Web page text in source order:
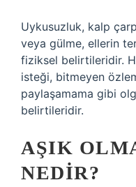
Uykusuzluk, kalp
veya gülme, ellerin
fiziksel belirtileridir.
isteği, bitmeyen
paylaşamama gibi
belirtileridir.
AŞIK
NEDIR?